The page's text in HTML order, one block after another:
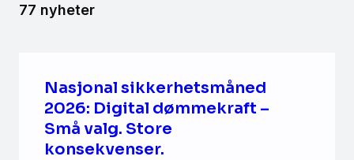
77 nyheter
Nasjonal sikkerhetsmåned
2026: Digital dømmekraft –
Små valg. Store
konsekvenser.